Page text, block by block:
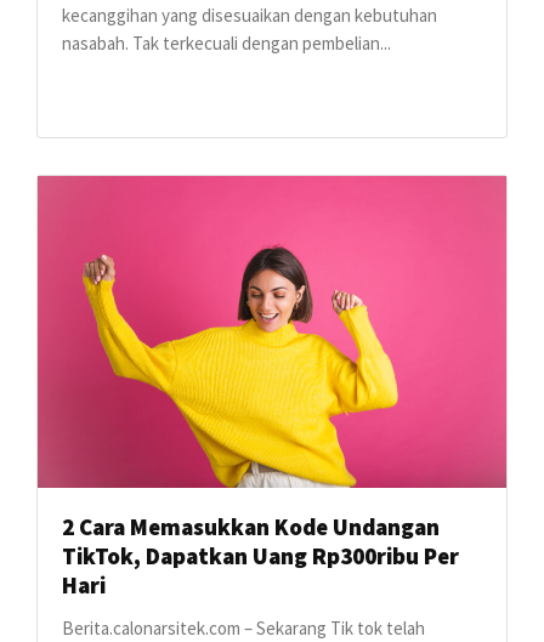
kecanggihan yang disesuaikan dengan kebutuhan
nasabah. Tak terkecuali dengan pembelian...
2 Cara Memasukkan Kode Undangan
TikTok, Dapatkan Uang Rp300ribu Per
Hari
Berita.calonarsitek.com – Sekarang Tik tok telah